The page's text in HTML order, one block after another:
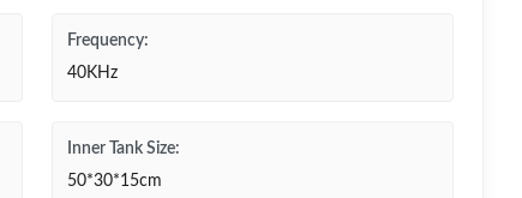
Frequency:
40KHz
Inner Tank Size:
50*30*15cm